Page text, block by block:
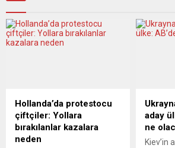
Hollanda’da protestocu
çiftçiler: Yollara
bırakılanlar kazalara
neden
aday
ne
Kiev’in